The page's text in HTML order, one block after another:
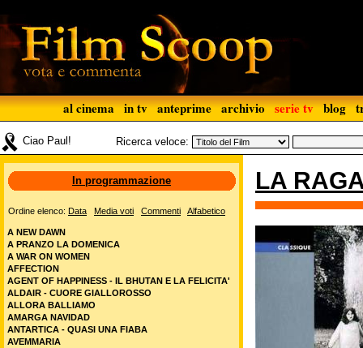
al cinema in tv anteprime archivio serie tv blog
Ciao Paul! Ricerca veloce:
LA
In programmazione
Ordine elenco: Data Media voti Commenti Alfabetico
A NEW DAWN
A PRANZO LA DOMENICA
A WAR ON WOMEN
AFFECTION
AGENT OF HAPPINESS - IL BHUTAN E LA FELICITA'
ALDAIR - CUORE GIALLOROSSO
ALLORA BALLIAMO
AMARGA NAVIDAD
ANTARTICA - QUASI UNA FIABA
AVEMMARIA